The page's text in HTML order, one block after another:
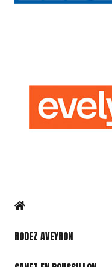
RODEZ AVEYRON